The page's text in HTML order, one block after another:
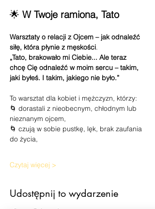
🌟 W Twoje ramiona, Tato
Warsztaty o relacji z Ojcem – jak odnaleźć
siłę, która płynie z męskości.
„Tato, brakowało mi Ciebie... Ale teraz
chcę Cię odnaleźć w moim sercu – takim,
jaki byłeś. I takim, jakiego nie było.”
To warsztat dla kobiet i mężczyzn, którzy:
🌀 dorastali z nieobecnym, chłodnym lub
nieznanym ojcem,
🌀 czują w sobie pustkę, lęk, brak zaufania
do życia,
Czytaj więcej >
Udostępnij to wydarzenie